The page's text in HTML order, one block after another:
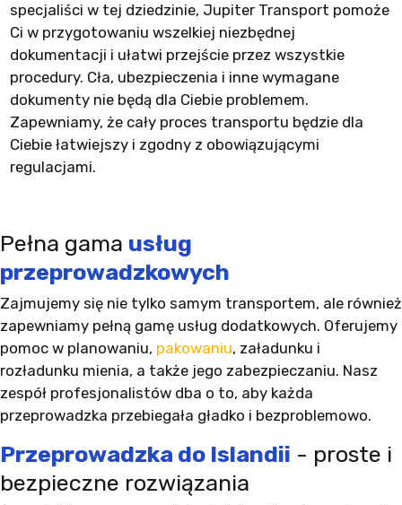
specjaliści w tej dziedzinie, Jupiter Transport pomoże
Ci w przygotowaniu wszelkiej niezbędnej
dokumentacji i ułatwi przejście przez wszystkie
procedury. Cła, ubezpieczenia i inne wymagane
dokumenty nie będą dla Ciebie problemem.
Zapewniamy, że cały proces transportu będzie dla
Ciebie łatwiejszy i zgodny z obowiązującymi
regulacjami.
Pełna gama usług
przeprowadzkowych
Zajmujemy się nie tylko samym transportem, ale również
zapewniamy pełną gamę usług dodatkowych. Oferujemy
pomoc w planowaniu, pakowaniu, załadunku i
rozładunku mienia, a także jego zabezpieczaniu. Nasz
zespół profesjonalistów dba o to, aby każda
przeprowadzka przebiegała gładko i bezproblemowo.
Przeprowadzka do Islandii - proste i
bezpieczne rozwiązania